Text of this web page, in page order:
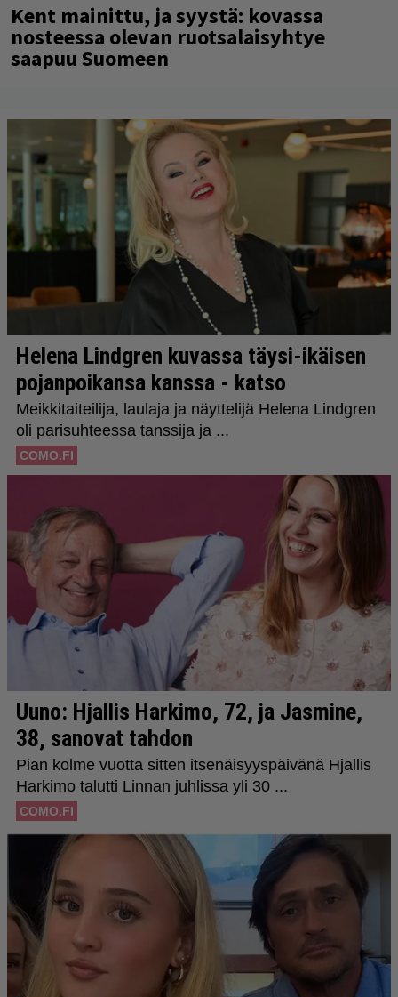
Kent mainittu, ja syystä: kovassa
nosteessa olevan ruotsalaisyhtye
saapuu Suomeen